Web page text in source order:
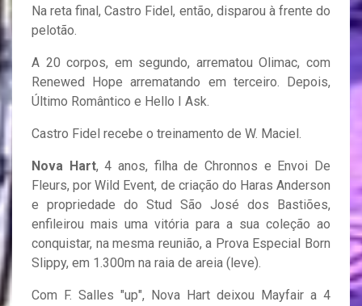
Na reta final, Castro Fidel, então, disparou à frente do
pelotão.
A 20 corpos, em segundo, arrematou Olimac, com
Renewed Hope arrematando em terceiro. Depois,
Último Romântico e Hello I Ask.
Castro Fidel recebe o treinamento de W. Maciel.
Nova Hart, 4 anos, filha de Chronnos e Envoi De
Fleurs, por Wild Event, de criação do Haras Anderson
e propriedade do Stud São José dos Bastiões,
enfileirou mais uma vitória para a sua coleção ao
conquistar, na mesma reunião, a Prova Especial Born
Slippy, em 1.300m na raia de areia (leve).
Com F. Salles "up", Nova Hart deixou Mayfair a 4